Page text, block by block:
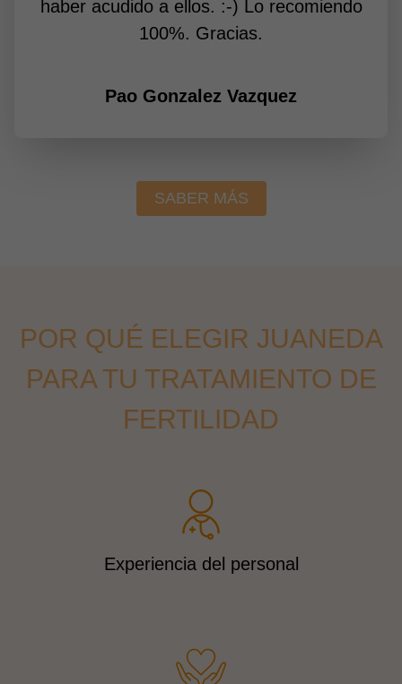
haber acudido a ellos. :-) Lo recomiendo
100%. Gracias.
Pao Gonzalez Vazquez
SABER MÁS
POR QUÉ ELEGIR JUANEDA
PARA TU TRATAMIENTO DE
FERTILIDAD
Experiencia del personal